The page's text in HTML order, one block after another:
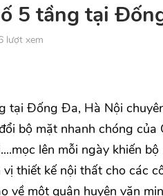
5 tầng tại
lượt xem
tại Đống Đa, Hà Nội
bộ mặt nhanh chóng
lên mỗi ngày khiến
thiết kế nội thất cho các
một quận huyện văn